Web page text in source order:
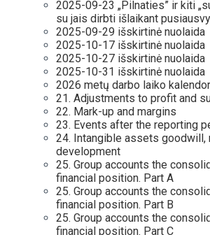
2025-09-23 „Pilnaties” ir kiti
su jais dirbti išlaikant
2025-09-29 išskirtinė nuolaida
2025-10-17 išskirtinė nuolaida
2025-10-27 išskirtinė nuolaida
2025-10-31 išskirtinė nuolaida
2026 metų darbo laiko
21. Adjustments to profit and
22. Mark-up and margins
23. Events after the reporting
24. Intangible assets goodwill,
development
25. Group accounts the
financial position. Part A
25. Group accounts the
financial position. Part B
25. Group accounts the
financial position. Part C